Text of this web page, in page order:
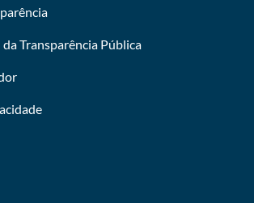
Transparência Pública